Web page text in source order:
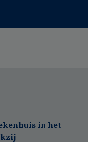
in het